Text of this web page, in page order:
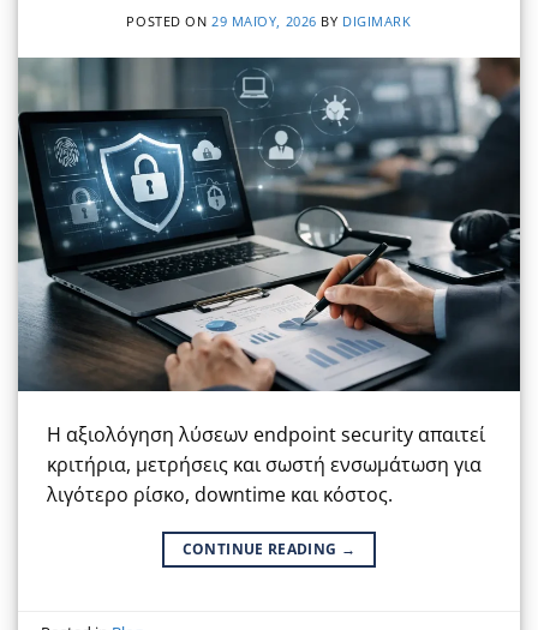
POSTED ON 29 ΜΑΪ́ΟΥ, 2026 BY DIGIMARK
Η αξιολόγηση λύσεων endpoint security απαιτεί
κριτήρια, μετρήσεις και σωστή ενσωμάτωση για
λιγότερο ρίσκο, downtime και κόστος.
CONTINUE READING →